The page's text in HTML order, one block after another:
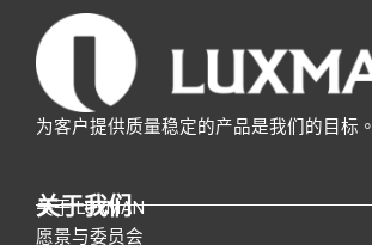
为客户提供质量稳定的产品是我们的目标。
关于我们
关于 LUXMAN
愿景与委员会